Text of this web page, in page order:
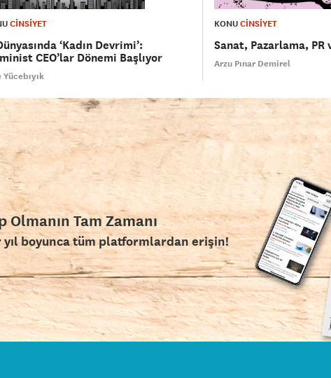
CİNSİYET
‘Kadın Devrimi’:
CEO’lar Dönemi Başlıyor
Yücebıyık
KONUCİNSİYET
Sanat, Pazarlama, PR
Arzu Pınar Demirel
Olmanın Tam Zamanı
yıl boyunca tüm platformlardan erişin!